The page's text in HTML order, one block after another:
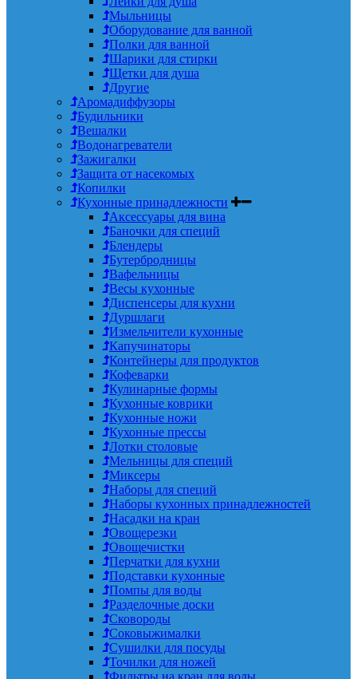
Мыльницы
Оборудование для ванной
Полки для ванной
Шарики для стирки
Щетки для душа
Другие
Аромадиффузоры
Будильники
Вешалки
Водонагреватели
Зажигалки
Защита от насекомых
Копилки
Кухонные принадлежности
Аксессуары для вина
Баночки для специй
Блендеры
Бутербродницы
Вафельницы
Весы кухонные
Диспенсеры для кухни
Дуршлаги
Измельчители кухонные
Капучинаторы
Контейнеры для продуктов
Кофеварки
Кулинарные формы
Кухонные коврики
Кухонные ножи
Кухонные прессы
Лотки столовые
Мельницы для специй
Миксеры
Наборы для специй
Наборы кухонных принадлежностей
Насадки на кран
Овощерезки
Овощечистки
Перчатки для кухни
Подставки кухонные
Помпы для воды
Разделочные доски
Сковороды
Соковыжималки
Сушилки для посуды
Точилки для ножей
Фильтры на кран для воды